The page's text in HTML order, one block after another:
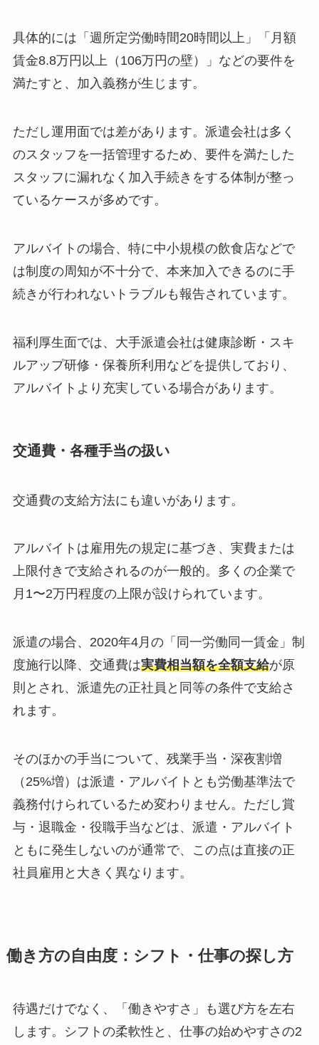
具体的には「週所定労働時間20時間以上」「月額
賃金8.8万円以上（106万円の壁）」などの要件を
満たすと、加入義務が生じます。
ただし運用面では差があります。派遣会社は多く
のスタッフを一括管理するため、要件を満たした
スタッフに漏れなく加入手続きをする体制が整っ
ているケースが多めです。
アルバイトの場合、特に中小規模の飲食店などで
は制度の周知が不十分で、本来加入できるのに手
続きが行われないトラブルも報告されています。
福利厚生面では、大手派遣会社は健康診断・スキ
ルアップ研修・保養所利用などを提供しており、
アルバイトより充実している場合があります。
交通費・各種手当の扱い
交通費の支給方法にも違いがあります。
アルバイトは雇用先の規定に基づき、実費または
上限付きで支給されるのが一般的。多くの企業で
月1〜2万円程度の上限が設けられています。
派遣の場合、2020年4月の「同一労働同一賃金」制
度施行以降、交通費は実費相当額を全額支給が原
則とされ、派遣先の正社員と同等の条件で支給さ
れます。
そのほかの手当について、残業手当・深夜割増
（25%増）は派遣・アルバイトとも労働基準法で
義務付けられているため変わりません。ただし賞
与・退職金・役職手当などは、派遣・アルバイト
ともに発生しないのが通常で、この点は直接の正
社員雇用と大きく異なります。
働き方の自由度：シフト・仕事の探し方
待遇だけでなく、「働きやすさ」も選び方を左右
します。シフトの柔軟性と、仕事の始めやすさの2